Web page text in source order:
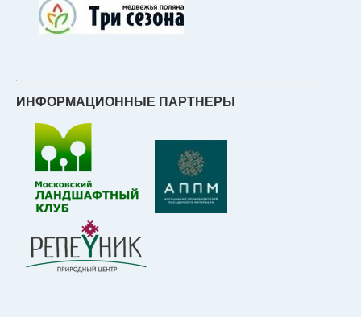
ИНФОРМАЦИОННЫЕ ПАРТНЕРЫ